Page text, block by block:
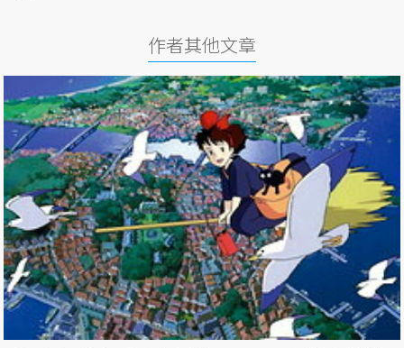
作者其他文章